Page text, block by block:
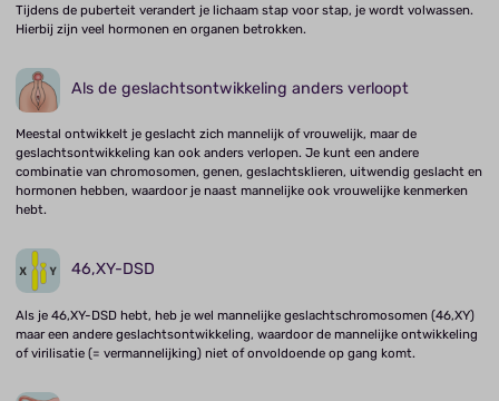
Tijdens de puberteit verandert je lichaam stap voor stap, je wordt volwassen.
Hierbij zijn veel hormonen en organen betrokken.
Als de geslachtsontwikkeling anders verloopt
Meestal ontwikkelt je geslacht zich mannelijk of vrouwelijk, maar de
geslachtsontwikkeling kan ook anders verlopen. Je kunt een andere
combinatie van chromosomen, genen, geslachtsklieren, uitwendig geslacht en
hormonen hebben, waardoor je naast mannelijke ook vrouwelijke kenmerken
hebt.
46,XY-DSD
Als je 46,XY-DSD hebt, heb je wel mannelijke geslachtschromosomen (46,XY)
maar een andere geslachtsontwikkeling, waardoor de mannelijke ontwikkeling
of virilisatie (= vermannelijking) niet of onvoldoende op gang komt.